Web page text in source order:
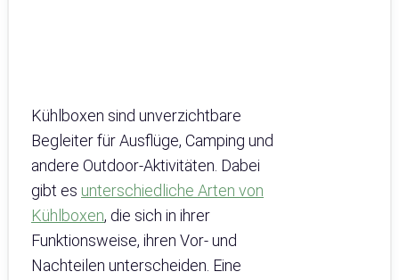
Kühlboxen sind unverzichtbare
Begleiter für Ausflüge, Camping und
andere Outdoor-Aktivitäten. Dabei
gibt es unterschiedliche Arten von
Kühlboxen, die sich in ihrer
Funktionsweise, ihren Vor- und
Nachteilen unterscheiden. Eine